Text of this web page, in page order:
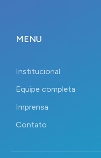
MENU
Institucional
Equipe completa
Imprensa
Contato